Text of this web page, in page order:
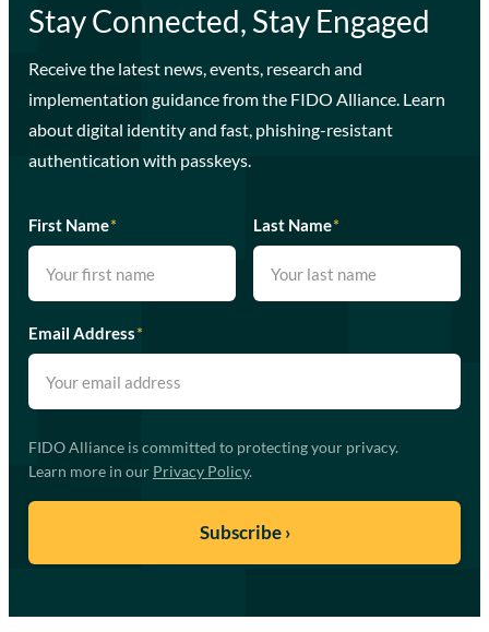
Stay Connected, Stay Engaged
Receive the latest news, events, research and
implementation guidance from the FIDO Alliance. Learn
about digital identity and fast, phishing-resistant
authentication with passkeys.
First Name* Last Name*
Email Address*
FIDO Alliance is committed to protecting your privacy.
Learn more in our Privacy Policy.